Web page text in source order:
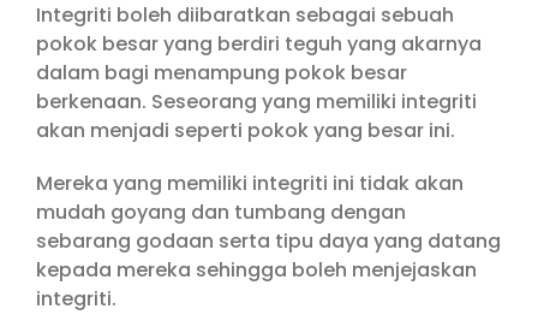
Integriti boleh diibaratkan sebagai sebuah
pokok besar yang berdiri teguh yang akarnya
dalam bagi menampung pokok besar
berkenaan. Seseorang yang memiliki integriti
akan menjadi seperti pokok yang besar ini.
Mereka yang memiliki integriti ini tidak akan
mudah goyang dan tumbang dengan
sebarang godaan serta tipu daya yang datang
kepada mereka sehingga boleh menjejaskan
integriti.